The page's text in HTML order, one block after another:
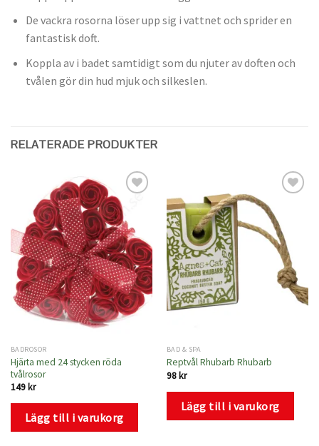
De vackra rosorna löser upp sig i vattnet och sprider en
fantastisk doft.
Koppla av i badet samtidigt som du njuter av doften och
tvålen gör din hud mjuk och silkeslen.
RELATERADE PRODUKTER
till i
önskelistan
BADROSOR
Hjärta med 24 stycken röda
tvålrosor
149 kr
Lägg till i varukorg
till i
önskelistan
BAD & SPA
Reptvål Rhubarb Rhubarb
98 kr
Lägg till i varukorg